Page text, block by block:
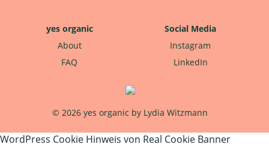
yes organic
About
FAQ
Social Media
Instagram
LinkedIn
© 2026 yes organic by Lydia Witzmann
WordPress Cookie Hinweis von Real Cookie Banner